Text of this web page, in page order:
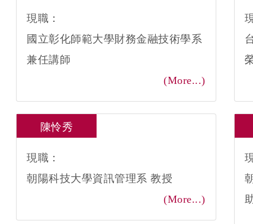
現職：
國立彰化師範大學財務金融技術學系
兼任講師
(More...)
陳怜秀
現職：
朝陽科技大學資訊管理系 教授
(More...)